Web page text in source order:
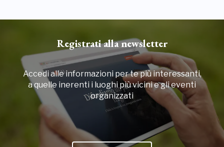
Registrati alla newsletter
Accedi alle informazioni per te più interessanti,
a quelle inerenti i luoghi più vicini e gli eventi
organizzati